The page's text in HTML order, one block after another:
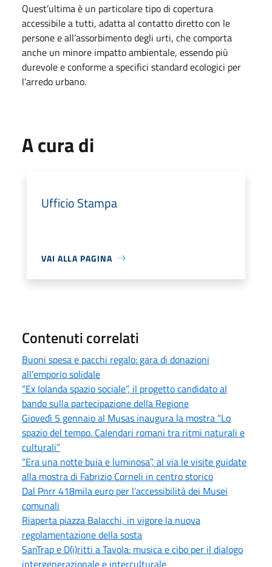
Quest’ultima è un particolare tipo di copertura
accessibile a tutti, adatta al contatto diretto con le
persone e all’assorbimento degli urti, che comporta
anche un minore impatto ambientale, essendo più
durevole e conforme a specifici standard ecologici per
l’arredo urbano.
A cura di
Ufficio Stampa
VAI ALLA PAGINA
Contenuti correlati
Buoni spesa e pacchi regalo: gara di donazioni
all’emporio solidale
“Ex Iolanda spazio sociale”, il progetto candidato al
bando sulla partecipazione della Regione
Giovedì 5 gennaio al Musas inaugura la mostra “Lo
spazio del tempo. Calendari romani tra ritmi naturali e
culturali”
“Era una notte buia e luminosa”, al via le visite guidate
alla mostra di Fabrizio Corneli in centro storico
Dal Pnrr 418mila euro per l’accessibilità dei Musei
comunali
Riaperta piazza Balacchi, in vigore la nuova
regolamentazione della sosta
SanTrap e D(i)ritti a Tavola: musica e cibo per il dialogo
intergenerazionale e interculturale